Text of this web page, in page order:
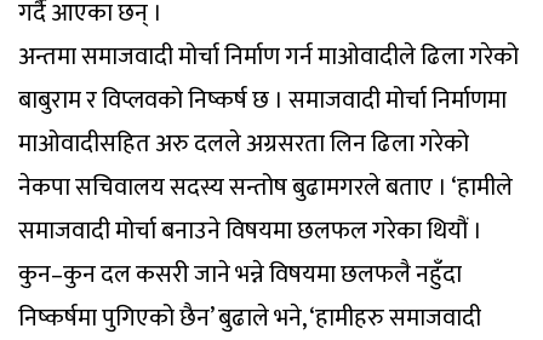
गर्दै आएका छन् ।
अन्तमा समाजवादी मोर्चा निर्माण गर्न माओवादीले ढिला गरेको
बाबुराम र विप्लवको निष्कर्ष छ । समाजवादी मोर्चा निर्माणमा
माओवादीसहित अरु दलले अग्रसरता लिन ढिला गरेको
नेकपा सचिवालय सदस्य सन्तोष बुढामगरले बताए । ‘हामीले
समाजवादी मोर्चा बनाउने विषयमा छलफल गरेका थियौं ।
कुन–कुन दल कसरी जाने भन्ने विषयमा छलफलै नहुँदा
निष्कर्षमा पुगिएको छैन’ बुढाले भने, ‘हामीहरु समाजवादी